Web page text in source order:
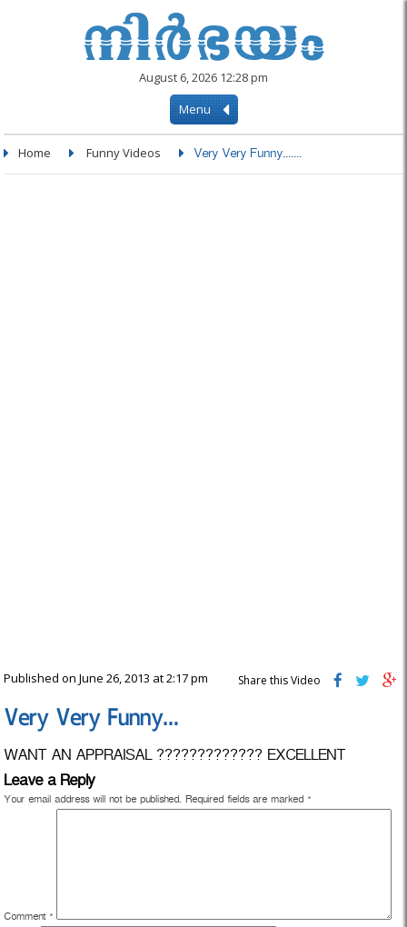
August 6, 2026 12:28 pm
Menu
Home Funny Videos Very Very Funny.......
Published on June 26, 2013 at 2:17 pm Share this Video
Very Very Funny…
WANT AN APPRAISAL ????????????? EXCELLENT
Leave a Reply
Your email address will not be published. Required fields are marked *
Comment *